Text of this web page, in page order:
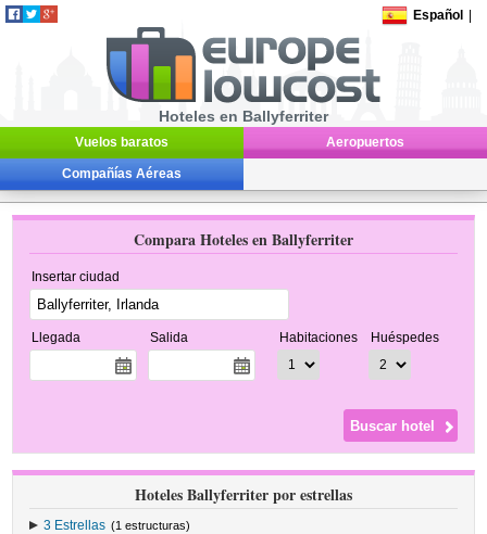
Español
Hoteles en Ballyferriter
Vuelos baratos Aeropuertos
Compañías Aéreas
Compara Hoteles en Ballyferriter
Insertar ciudad
Llegada Salida Habitaciones Huéspedes
Hoteles Ballyferriter por estrellas
3 Estrellas (1 estructuras)